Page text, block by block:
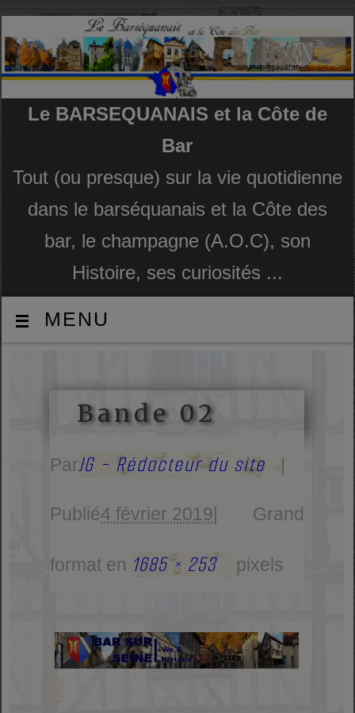
Le BARSEQUANAIS et la Côte de
Bar
Tout (ou presque) sur la vie quotidienne
dans le barséquanais et la Côte des
bar, le champagne (A.O.C), son
Histoire, ses curiosités ...
MENU
Bande 02
ParJG - Rédacteur du site
Publié4 février 2019 Grand
format en 1685 × 253 pixels